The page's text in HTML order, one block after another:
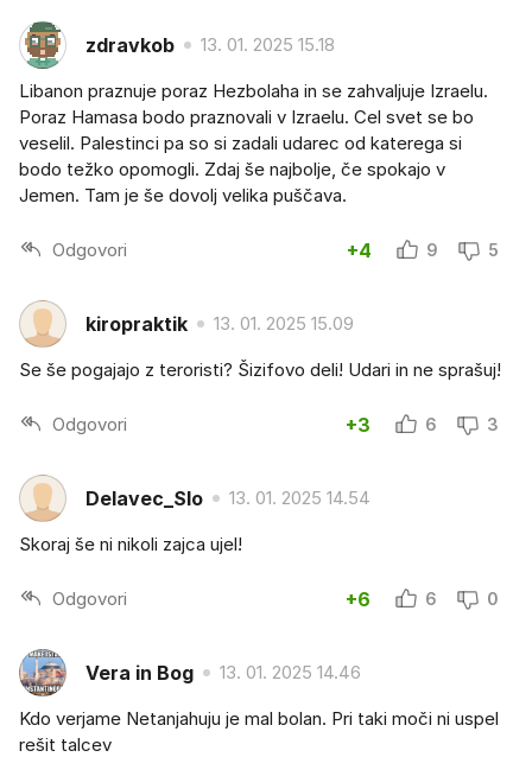
zdravkob 13. 01. 2025 15.18
Libanon praznuje poraz Hezbolaha in se zahvaljuje Izraelu.
Poraz Hamasa bodo praznovali v Izraelu. Cel svet se bo
veselil. Palestinci pa so si zadali udarec od katerega si
bodo težko opomogli. Zdaj še najbolje, če spokajo v
Jemen. Tam je še dovolj velika puščava.
Odgovori +4 9 5
kiropraktik 13. 01. 2025 15.09
Se še pogajajo z teroristi? Šizifovo deli! Udari in ne sprašuj!
Odgovori +3 6 3
Delavec_Slo 13. 01. 2025 14.54
Skoraj še ni nikoli zajca ujel!
Odgovori +6 6 0
Vera in Bog 13. 01. 2025 14.46
Kdo verjame Netanjahuju je mal bolan. Pri taki moči ni uspel
rešit talcev